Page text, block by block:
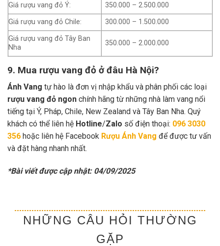
Giá rượu vang đỏ Ý:
350.000 – 2.500.000
Giá rượu vang đỏ Chile:
300.000 – 1.500.000
Giá rượu vang đỏ Tây Ban
Nha
350.000 – 2.000.000
9. Mua rượu vang đỏ ở đâu Hà Nội?
Ánh Vang tự hào là đơn vị nhập khẩu và phân phối các loại
rượu vang đỏ ngon chính hãng từ những nhà làm vang nổi
tiếng tại Ý, Pháp, Chile, New Zealand và Tây Ban Nha. Quý
khách có thể liên hệ Hotline/Zalo số điện thoại: 096 3030
356 hoặc liên hệ Facebook Rượu Ánh Vang để được tư vấn
và đặt hàng nhanh nhất.
*Bài viết được cập nhật: 04/09/2025
NHỮNG CÂU HỎI THƯỜNG
GẶP